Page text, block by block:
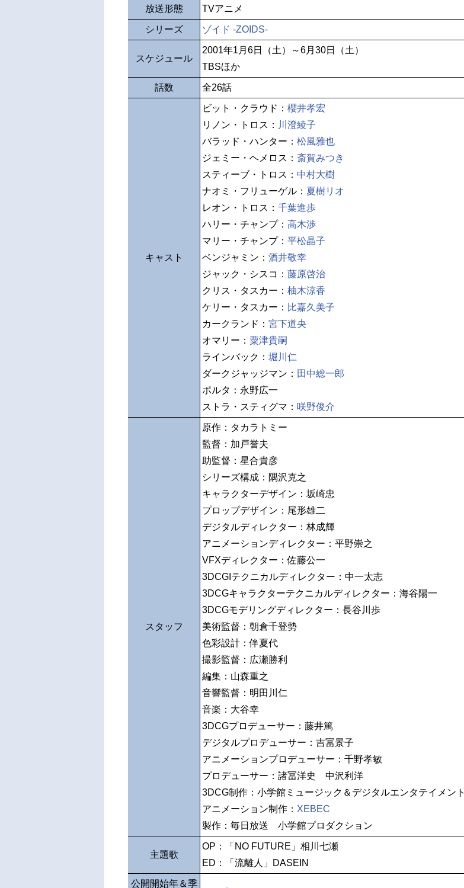
放送形態 TVアニメ
シリーズ ゾイド -ZOIDS-
スケジュール
2001年1月6日（土）～6月30日（土）
TBSほか
話数 全26話
キャスト
ビット・クラウド： 櫻井孝宏
リノン・トロス： 川澄綾子
バラッド・ハンター： 松風雅也
ジェミー・ヘメロス： 斎賀みつき
スティーブ・トロス： 中村大樹
ナオミ・フリューゲル： 夏樹リオ
レオン・トロス： 千葉進歩
ハリー・チャンプ： 高木渉
マリー・チャンプ： 平松晶子
ベンジャミン： 酒井敬幸
ジャック・シスコ： 藤原啓治
クリス・タスカー： 柚木涼香
ケリー・タスカー： 比嘉久美子
カークランド： 宮下道央
オマリー： 粟津貴嗣
ラインバック： 堀川仁
ダークジャッジマン： 田中総一郎
ポルタ：永野広一
ストラ・スティグマ： 咲野俊介
スタッフ
原作：タカラトミー
監督：加戸誉夫
助監督：星合貴彦
シリーズ構成：隅沢克之
キャラクターデザイン：坂崎忠
プロップデザイン：尾形雄二
デジタルディレクター：林成輝
アニメーションディレクター：平野崇之
VFXディレクター：佐藤公一
3DCGIテクニカルディレクター：中一太志
3DCGキャラクターテクニカルディレクター：海谷陽一
3DCGモデリングディレクター：長谷川歩
美術監督：朝倉千登勢
色彩設計：伴夏代
撮影監督：広瀬勝利
編集：山森重之
音響監督：明田川仁
音楽：大谷幸
3DCGプロデューサー：藤井篤
デジタルプロデューサー：吉冨景子
アニメーションプロデューサー：千野孝敏
プロデューサー：諸冨洋史 中沢利洋
3DCG制作：小学館ミュージック＆デジタルエンタテイメント
アニメーション制作： XEBEC
製作：毎日放送 小学館プロダクション
主題歌
OP：「NO FUTURE」相川七瀬
ED：「流離人」DASEIN
公開開始年＆季